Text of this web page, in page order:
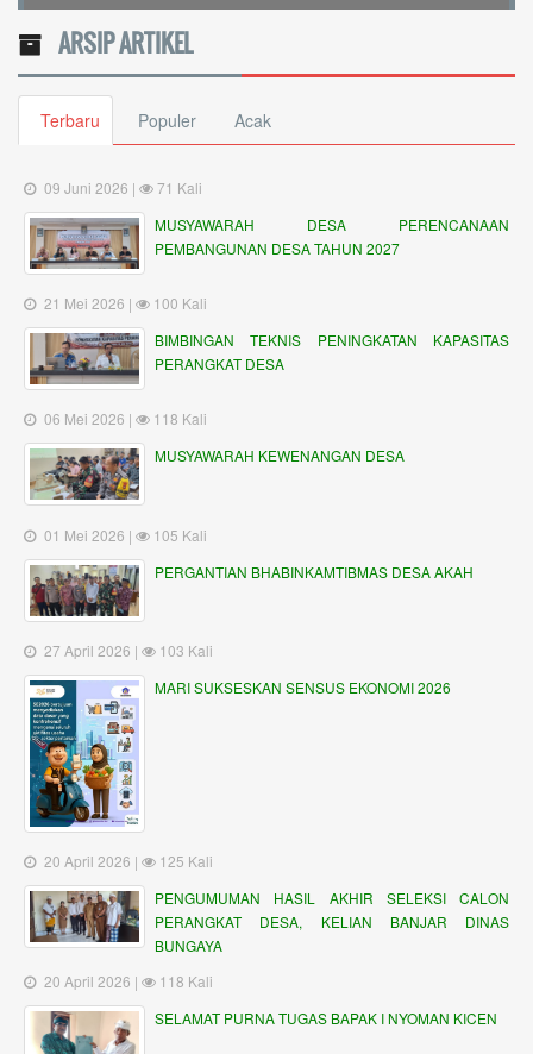
ARSIP ARTIKEL
Terbaru Populer Acak
09 Juni 2026 |
71 Kali
MUSYAWARAH DESA PERENCANAAN
PEMBANGUNAN DESA TAHUN 2027
21 Mei 2026 |
100 Kali
BIMBINGAN TEKNIS PENINGKATAN KAPASITAS
PERANGKAT DESA
06 Mei 2026 |
118 Kali
MUSYAWARAH KEWENANGAN DESA
01 Mei 2026 |
105 Kali
PERGANTIAN BHABINKAMTIBMAS DESA AKAH
27 April 2026 |
103 Kali
MARI SUKSESKAN SENSUS EKONOMI 2026
20 April 2026 |
125 Kali
PENGUMUMAN HASIL AKHIR SELEKSI CALON
PERANGKAT DESA, KELIAN BANJAR DINAS
BUNGAYA
20 April 2026 |
118 Kali
SELAMAT PURNA TUGAS BAPAK I NYOMAN KICEN